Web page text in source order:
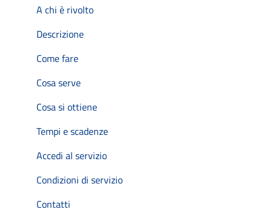
A chi è rivolto
Descrizione
Come fare
Cosa serve
Cosa si ottiene
Tempi e scadenze
Accedi al servizio
Condizioni di servizio
Contatti